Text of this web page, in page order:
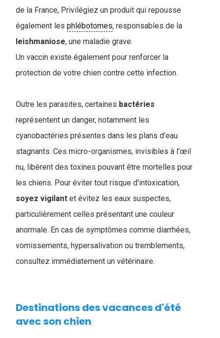
de la France, Privilégiez un produit qui repousse
également les phlébotomes, responsables de la
leishmaniose, une maladie grave.
Un vaccin existe également pour renforcer la
protection de votre chien contre cette infection.
Outre les parasites, certaines bactéries
représentent un danger, notamment les
cyanobactéries présentes dans les plans d’eau
stagnants. Ces micro-organismes, invisibles à l'œil
nu, libèrent des toxines pouvant être mortelles pour
les chiens. Pour éviter tout risque d’intoxication,
soyez vigilant et évitez les eaux suspectes,
particulièrement celles présentant une couleur
anormale. En cas de symptômes comme diarrhées,
vomissements, hypersalivation ou tremblements,
consultez immédiatement un vétérinaire.
Destinations des vacances d'été
avec son chien